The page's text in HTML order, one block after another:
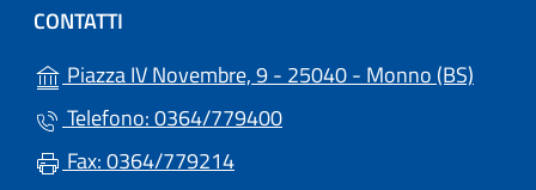
CONTATTI
Piazza IV Novembre, 9 - 25040 - Monno (BS)
Telefono: 0364/779400
Fax: 0364/779214